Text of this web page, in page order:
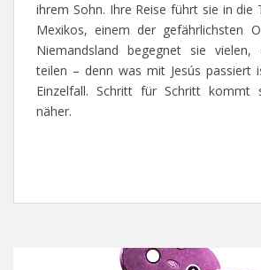
ihrem Sohn. Ihre Reise führt sie in die
Mexikos, einem der gefährlichsten
Niemandsland begegnet sie vielen,
teilen – denn was mit Jesús passiert
Einzelfall. Schritt für Schritt kommt
näher.